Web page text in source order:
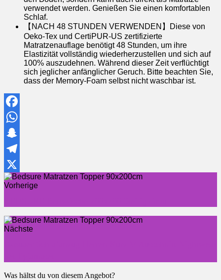
verwendet werden. Genießen Sie einen komfortablen
Schlaf.
【NACH 48 STUNDEN VERWENDEN】Diese von
Oeko-Tex und CertiPUR-US zertifizierte
Matratzenauflage benötigt 48 Stunden, um ihre
Elastizität vollständig wiederherzustellen und sich auf
100% auszudehnen. Während dieser Zeit verflüchtigt
sich jeglicher anfänglicher Geruch. Bitte beachten Sie,
dass der Memory-Foam selbst nicht waschbar ist.
Facebook
WhatsApp
Snapchat
Telegram
X
Vorherige
Nächste
Was hältst du von diesem Angebot?